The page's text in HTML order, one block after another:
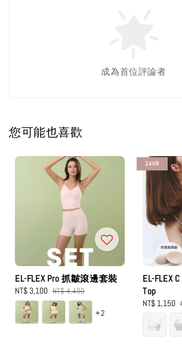
成為首位評論者
您可能也喜歡
EL-FLEX Pro 抓皺滾邊套裝
Sale
price
NT$ 3,100 Regular
price
NT$ 4,400
+2
24HR
EL-FLEX
Top
Sale
price
NT$ 1,150